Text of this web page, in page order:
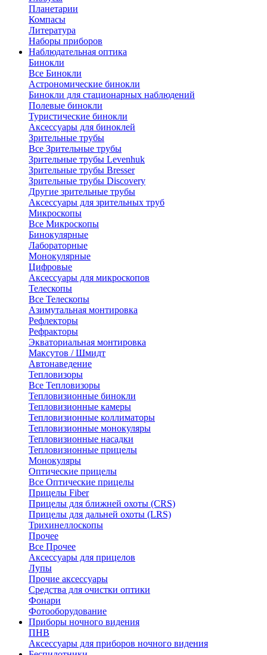
Планетарии
Компасы
Литература
Наборы приборов
Наблюдательная оптика
Бинокли
Все Бинокли
Астрономические бинокли
Бинокли для стационарных наблюдений
Полевые бинокли
Туристические бинокли
Аксессуары для биноклей
Зрительные трубы
Все Зрительные трубы
Зрительные трубы Levenhuk
Зрительные трубы Bresser
Зрительные трубы Discovery
Другие зрительные трубы
Аксессуары для зрительных труб
Микроскопы
Все Микроскопы
Бинокулярные
Лабораторные
Монокулярные
Цифровые
Аксессуары для микроскопов
Телескопы
Все Телескопы
Азимутальная монтировка
Рефлекторы
Рефракторы
Экваториальная монтировка
Максутов / Шмидт
Автонаведение
Тепловизоры
Все Тепловизоры
Тепловизионные бинокли
Тепловизионные камеры
Тепловизионные коллиматоры
Тепловизионные монокуляры
Тепловизионные насадки
Тепловизионные прицелы
Монокуляры
Оптические прицелы
Все Оптические прицелы
Прицелы Fiber
Прицелы для ближней охоты (CRS)
Прицелы для дальней охоты (LRS)
Трихинеллоскопы
Прочее
Все Прочее
Аксессуары для прицелов
Лупы
Прочие аксессуары
Средства для очистки оптики
Фонари
Фотооборудование
Приборы ночного видения
ПНВ
Аксессуары для приборов ночного видения